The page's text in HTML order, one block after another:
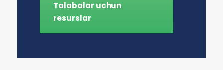
Talabalar uchun
resurslar